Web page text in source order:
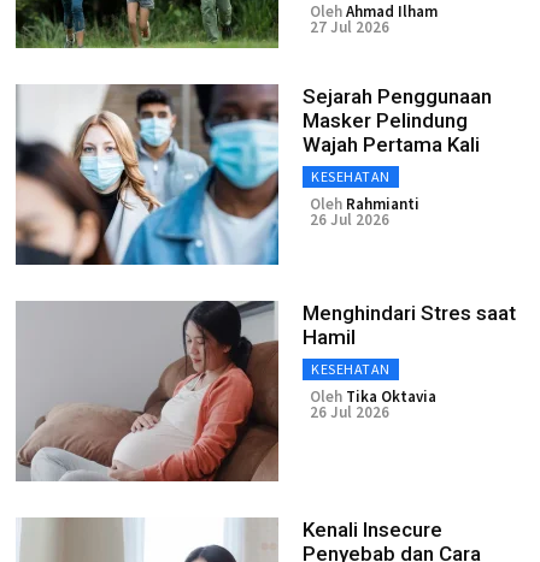
OlehAhmad Ilham
27 Jul 2026
Sejarah Penggunaan
Masker Pelindung
Wajah Pertama Kali
KESEHATAN
Oleh Rahmianti
26 Jul 2026
Menghindari Stres saat
Hamil
KESEHATAN
Oleh Tika Oktavia
26 Jul 2026
Kenali Insecure
Penyebab dan Cara